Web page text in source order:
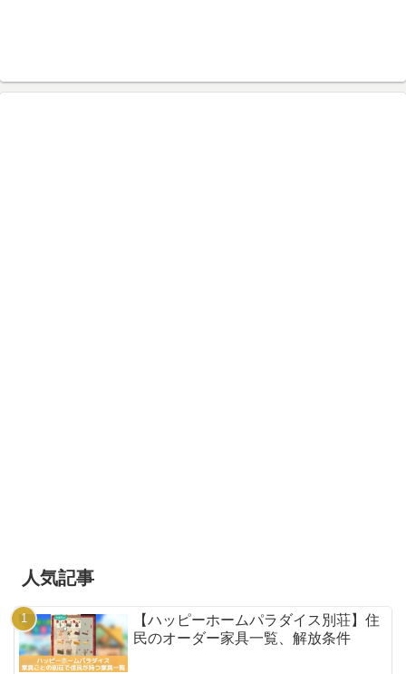
人気記事
【ハッピーホームパラダイス別荘】住
民のオーダー家具一覧、解放条件